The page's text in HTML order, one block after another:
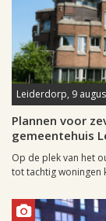
Leiderdorp, 9
Plannen voor
gemeentehuis
Op de plek van het
tot tachtig woningen